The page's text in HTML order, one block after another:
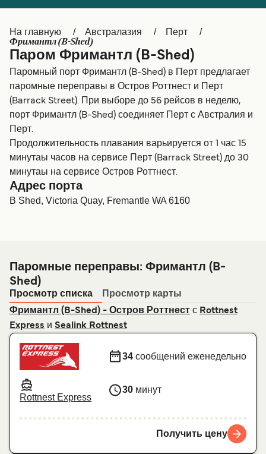
Ελλάδα Belgique (FR)
Polska Deutschland
Schweiz (DE) Norge
Indonesia
На главную Австралазия Перт
Фримантл (B-Shed)
Паром Фримантл (B-Shed)
Паромный порт Фримантл (B-Shed) в Перт предлагает
паромные переправы в Остров Роттнест и Перт
(Barrack Street). При выборе до 56 рейсов в неделю,
порт Фримантл (B-Shed) соединяет Перт с Австралия и
Перт.
Продолжительность плавания варьируется от 1 час 15
минутаы часов на сервисе Перт (Barrack Street) до 30
минутаы на сервисе Остров Роттнест.
Адрес порта
B Shed, Victoria Quay, Fremantle WA 6160
Паромные переправы: Фримантл (B-
Shed)
Просмотр списка
Просмотр карты
Фримантл (B-Shed) - Остров Роттнест с Rottnest
Express и Sealink Rottnest
Rottnest Express
34 сообщений еженедельно
30 минут
Получить цену